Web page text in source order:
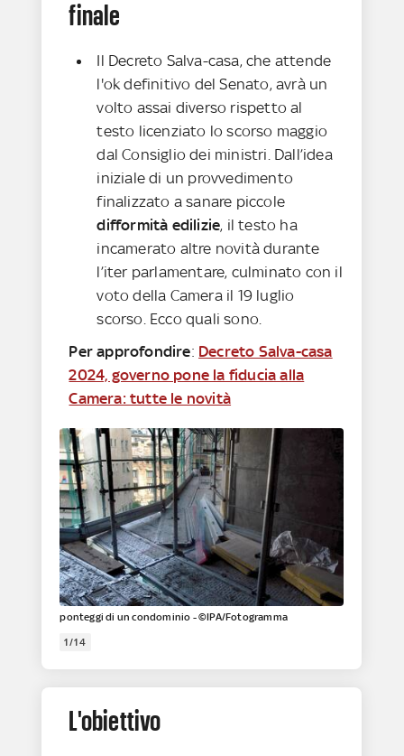
finale
Il Decreto Salva-casa, che attende
l'ok definitivo del Senato, avrà un
volto assai diverso rispetto al
testo licenziato lo scorso maggio
dal Consiglio dei ministri. Dall’idea
iniziale di un provvedimento
finalizzato a sanare piccole
difformità edilizie, il testo ha
incamerato altre novità durante
l’iter parlamentare, culminato con il
voto della Camera il 19 luglio
scorso. Ecco quali sono.
Per approfondire: Decreto Salva-casa
2024, governo pone la fiducia alla
Camera: tutte le novità
ponteggi di un condominio - ©IPA/Fotogramma
1/14
L'obiettivo